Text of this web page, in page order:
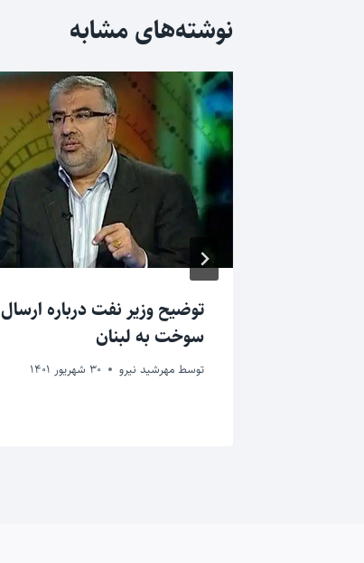
نوشته‌های مشابه
توضیح وزیر نفت درباره ارسال
سوخت به لبنان
توسط مهرشید نیرو 30 شهریور 1401